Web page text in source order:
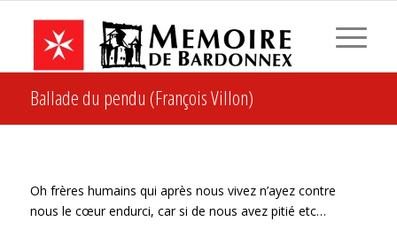
Ballade du pendu (François Villon)
Oh frères humains qui après nous vivez n’ayez contre
nous le cœur endurci, car si de nous avez pitié etc…